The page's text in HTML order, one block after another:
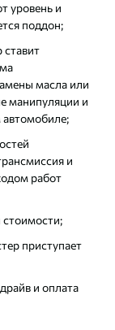
уровень и
поддон;
масла или
манипуляции и
автомобиле;
и
работ
приступает
и оплата